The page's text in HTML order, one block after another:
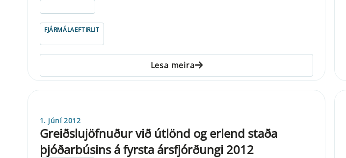
FJÁRMÁLAEFTIRLIT
Lesa meira
1. júní 2012
Greiðslujöfnuður við útlönd og erlend staða
þjóðarbúsins á fyrsta ársfjórðungi 2012